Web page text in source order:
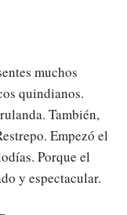
muchos
quindianos.
También,
Empezó el
Porque el
y espectacular.